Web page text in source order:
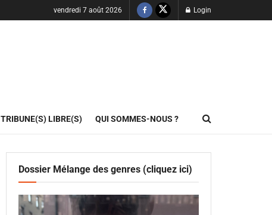
vendredi 7 août 2026 Login
TRIBUNE(S) LIBRE(S) QUI SOMMES-NOUS ?
Dossier Mélange des genres (cliquez ici)